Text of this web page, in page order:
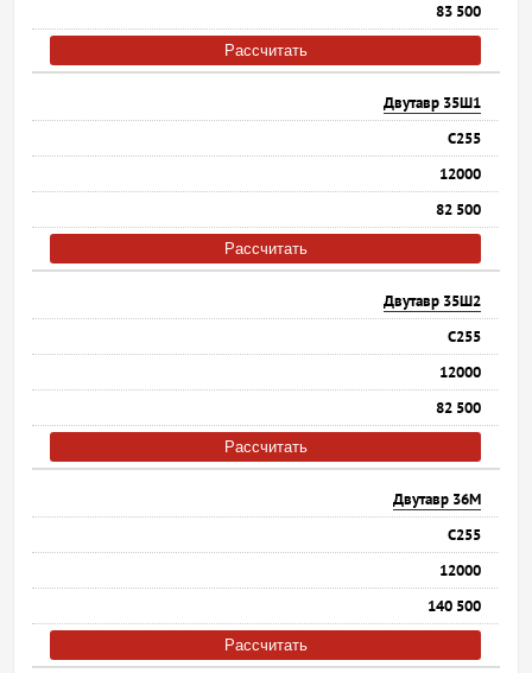
83 500
Рассчитать
Двутавр 35Ш1
С255
12000
82 500
Рассчитать
Двутавр 35Ш2
С255
12000
82 500
Рассчитать
Двутавр 36М
С255
12000
140 500
Рассчитать